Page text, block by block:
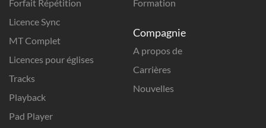
Forfait Répétition
Licence Sync
MT Complet
Licences pour églises
Tracks
Playback
Pad Player
Formation
Compagnie
A propos de
Carrières
Nouvelles